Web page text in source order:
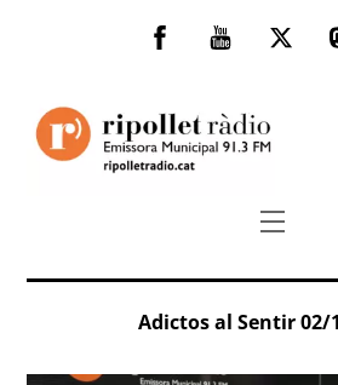
Facebook
You
Twitter
Menu
Adictos al Sentir 02/